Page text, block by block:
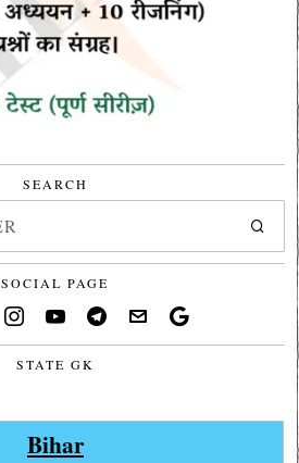
SEARCH
SOCIAL PAGE
STATE GK
Bihar